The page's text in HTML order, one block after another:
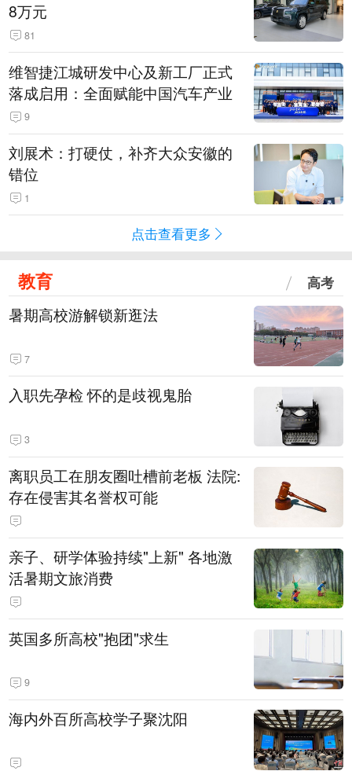
8万元
81
维智捷江城研发中心及新工厂正式
落成启用：全面赋能中国汽车产业
9
刘展术：打硬仗，补齐大众安徽的
错位
1
点击查看更多
教育 高考
暑期高校游解锁新逛法
7
入职先孕检 怀的是歧视鬼胎
3
离职员工在朋友圈吐槽前老板 法院:
存在侵害其名誉权可能
亲子、研学体验持续"上新" 各地激
活暑期文旅消费
英国多所高校"抱团"求生
9
海内外百所高校学子聚沈阳